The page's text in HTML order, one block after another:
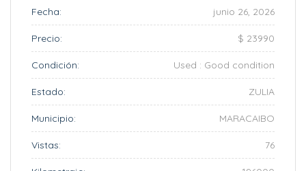
Fecha: junio 26, 2026
Precio: $ 23990
Condición: Used : Good condition
Estado: ZULIA
Municipio: MARACAIBO
Vistas: 76